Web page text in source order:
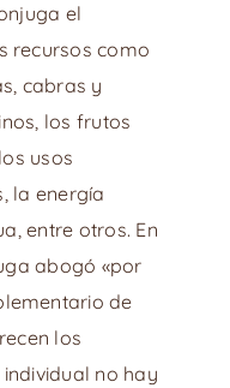
el
recursos como
cabras y
los frutos
usos
la energía
entre otros. En
abogó «por
de
los
no hay